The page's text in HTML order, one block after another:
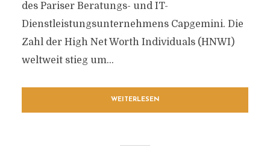
des Pariser Beratungs- und IT-
Dienstleistungsunternehmens Capgemini. Die
Zahl der High Net Worth Individuals (HNWI)
weltweit stieg um...
WEITERLESEN